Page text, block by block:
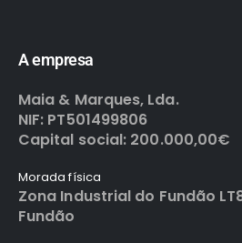
A empresa
Maia & Marques, Lda.
NIF: PT501499806
Capital social: 200.000,00€
Morada física
Zona Industrial do Fundão
Fundão